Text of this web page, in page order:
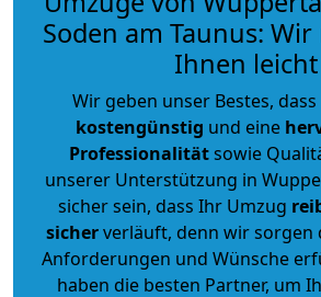
Soden am Taunus:
Ihnen leicht
Wir geben unser Bestes,
kostengünstig und eine
Professionalitätsowie
unserer Unterstützung in
sicher sein, dass Ihr Umzug
sicherverläuft, denn wir sorgen
Anforderungen und Wünsche
haben die besten Partner, um